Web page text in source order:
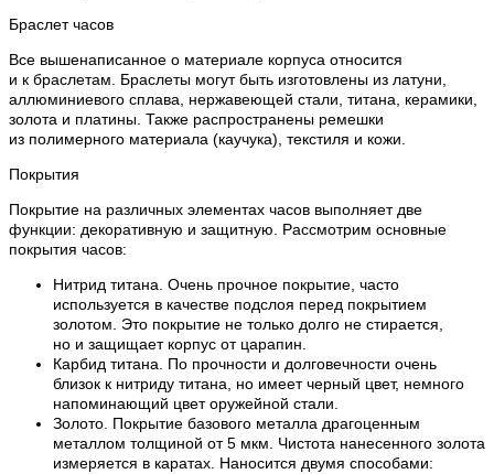
Браслет часов
Все вышенаписанное о материале корпуса относится
и к браслетам. Браслеты могут быть изготовлены из латуни,
аллюминиевого сплава, нержавеющей стали, титана, керамики,
золота и платины. Также распространены ремешки
из полимерного материала (каучука), текстиля и кожи.
Покрытия
Покрытие на различных элементах часов выполняет две
функции: декоративную и защитную. Рассмотрим основные
покрытия часов:
Нитрид титана. Очень прочное покрытие, часто
используется в качестве подслоя перед покрытием
золотом. Это покрытие не только долго не стирается,
но и защищает корпус от царапин.
Карбид титана. По прочности и долговечности очень
близок к нитриду титана, но имеет черный цвет, немного
напоминающий цвет оружейной стали.
Золото. Покрытие базового металла драгоценным
металлом толщиной от 5 мкм. Чистота нанесенного золота
измеряется в каратах. Наносится двумя способами: